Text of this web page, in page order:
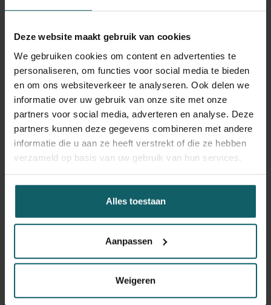
Deze website maakt gebruik van cookies
We gebruiken cookies om content en advertenties te
personaliseren, om functies voor social media te bieden
en om ons websiteverkeer te analyseren. Ook delen we
informatie over uw gebruik van onze site met onze
partners voor social media, adverteren en analyse. Deze
partners kunnen deze gegevens combineren met andere
informatie die u aan ze heeft verstrekt of die ze hebben
verzameld op basis van uw gebruik van hun services.
Alles toestaan
Aanpassen
Weigeren
test die eind jaren 70 door het ITG werd ontwikkeld. Het
dat de procedure tot stand kwam en kon uitgroeien tot de
(enige bruikbare) veldtest om slaapziekte massaal in
West- en Centraal-Afrika op te sporen. Omdat de
productie bewerkelijk en commercieel niet interessant is,
heeft de farmasector er weinig tot geen belangstelling
voor. Het ITG produceert de testen om die reden zelf, en
leverde in de tussentijd al miljoenen testkits aan
verschillende instanties.